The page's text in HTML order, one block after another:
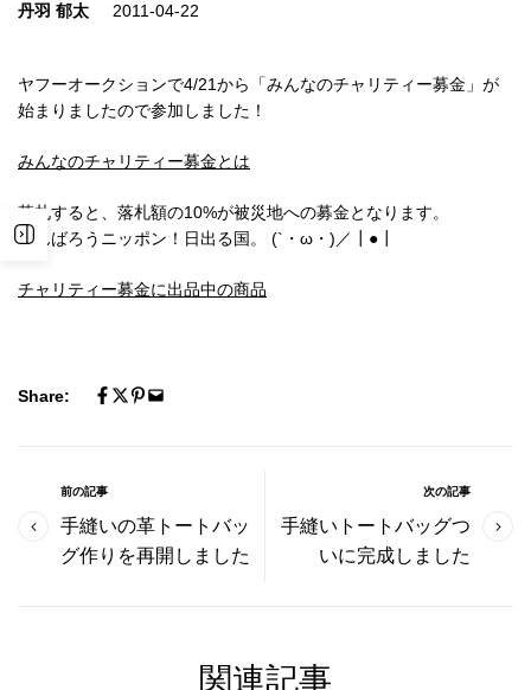
丹羽 郁太
ヤフーオークションで4/21から「みんなのチャリティー募金」が
始まりましたので参加しました！
みんなのチャリティー募金とは
落札すると、落札額の10%が被災地への募金となります。
がんばろうニッポン！日出る国。 (`・ω・)／┃●┃
チャリティー募金に出品中の商品
Share:
前の記事
手縫いの革トートバッ
グ作りを再開しました
次の記事
手縫いトートバッグつ
いに完成しました
関連記事